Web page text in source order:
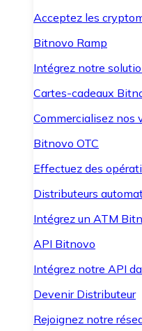
Acceptez les
Bitnovo Ramp
Intégrez notre
Cartes-cadeaux
Commercialisez nos
Bitnovo OTC
Effectuez des
Distributeurs
Intégrez un ATM
API Bitnovo
Intégrez notre API
Devenir Distributeur
Rejoignez notre